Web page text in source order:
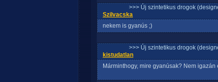
>>> Új szintetikus drogok
Szilvacska
nekem is gyanús ;)
>>> Új szintetikus drogok
kistudatlan
Márminthogy, mire gyanúsak? Nem